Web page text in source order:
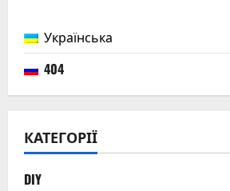
Українська
404
КАТЕГОРІЇ
DIY